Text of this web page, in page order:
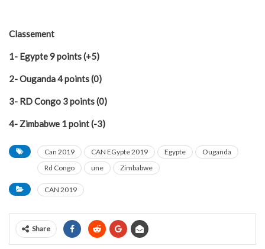
Classement
1- Egypte 9 points (+5)
2- Ouganda 4 points (0)
3- RD Congo 3 points (0)
4- Zimbabwe 1 point (-3)
Can 2019 CAN EGypte 2019 Egypte
Ouganda
Rd Congo
une Zimbabwe
CAN 2019
Share